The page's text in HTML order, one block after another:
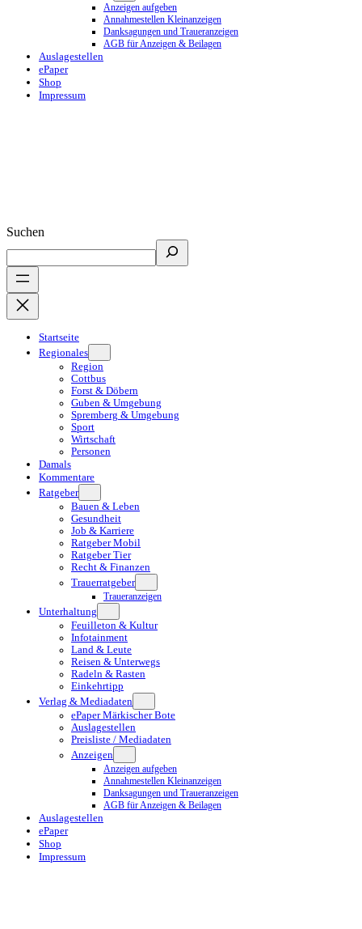
Anzeigen aufgeben
Annahmestellen Kleinanzeigen
Danksagungen und Traueranzeigen
AGB für Anzeigen & Beilagen
Auslagestellen
ePaper
Shop
Impressum
Suchen
Startseite
Regionales
Region
Cottbus
Forst & Döbern
Guben & Umgebung
Spremberg & Umgebung
Sport
Wirtschaft
Personen
Damals
Kommentare
Ratgeber
Bauen & Leben
Gesundheit
Job & Karriere
Ratgeber Mobil
Ratgeber Tier
Recht & Finanzen
Trauerratgeber
Traueranzeigen
Unterhaltung
Feuilleton & Kultur
Infotainment
Land & Leute
Reisen & Unterwegs
Radeln & Rasten
Einkehrtipp
Verlag & Mediadaten
ePaper Märkischer Bote
Auslagestellen
Preisliste / Mediadaten
Anzeigen
Anzeigen aufgeben
Annahmestellen Kleinanzeigen
Danksagungen und Traueranzeigen
AGB für Anzeigen & Beilagen
Auslagestellen
ePaper
Shop
Impressum